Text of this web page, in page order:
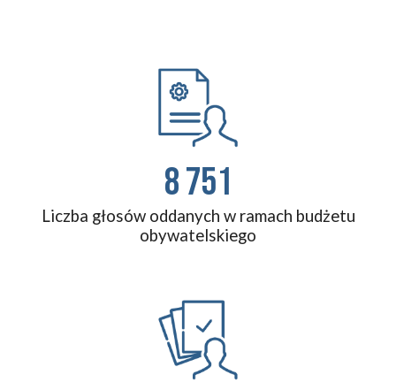
8 751
Liczba głosów oddanych w ramach budżetu
obywatelskiego